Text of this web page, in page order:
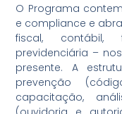
O Programa
e compliance e
fiscal, contábil,
previdenciária –
presente. A
prevenção
capacitação,